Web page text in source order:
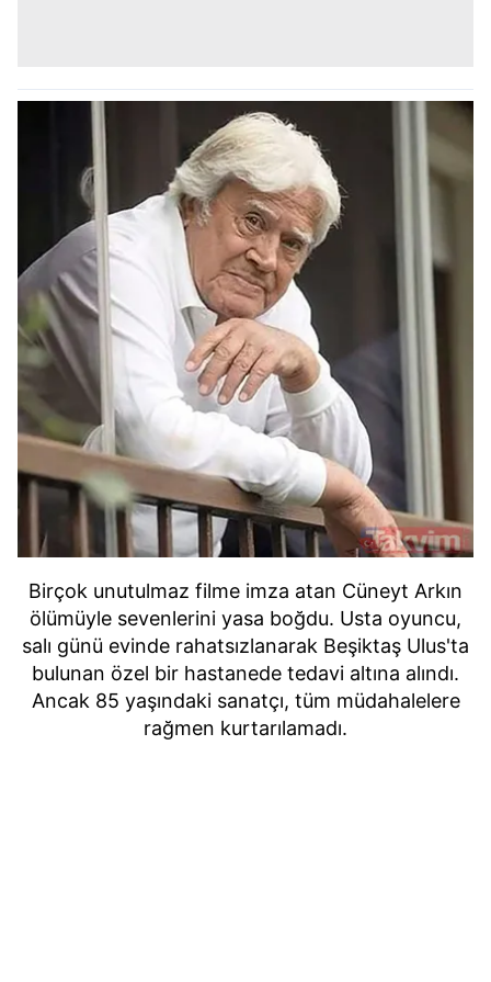
Birçok unutulmaz filme imza atan Cüneyt Arkın
ölümüyle sevenlerini yasa boğdu. Usta oyuncu,
salı günü evinde rahatsızlanarak Beşiktaş Ulus'ta
bulunan özel bir hastanede tedavi altına alındı.
Ancak 85 yaşındaki sanatçı, tüm müdahalelere
rağmen kurtarılamadı.